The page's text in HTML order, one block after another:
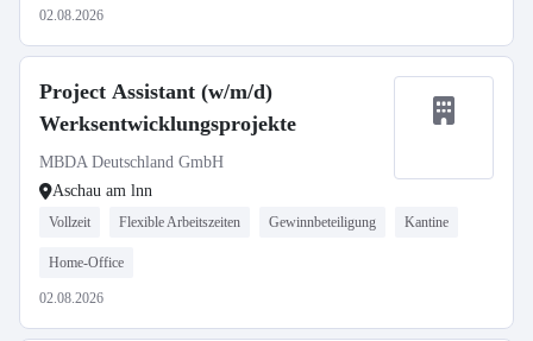
02.08.2026
Project Assistant (w/m/d)
Werksentwicklungsprojekte
MBDA Deutschland GmbH
Aschau am lnn
Vollzeit Flexible Arbeitszeiten Gewinnbeteiligung Kantine
Home-Office
02.08.2026